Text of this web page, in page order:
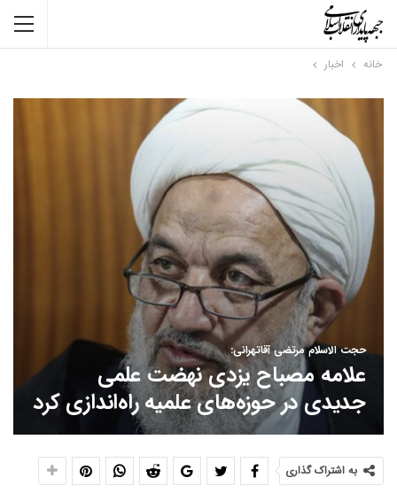
خانه اخبار
حجت الاسلام مرتضی آقاتهرانی:
علامه مصباح یزدی نهضت علمی
جدیدی در حوزه‌های علمیه راه‌اندازی کرد
به اشتراک گذاری